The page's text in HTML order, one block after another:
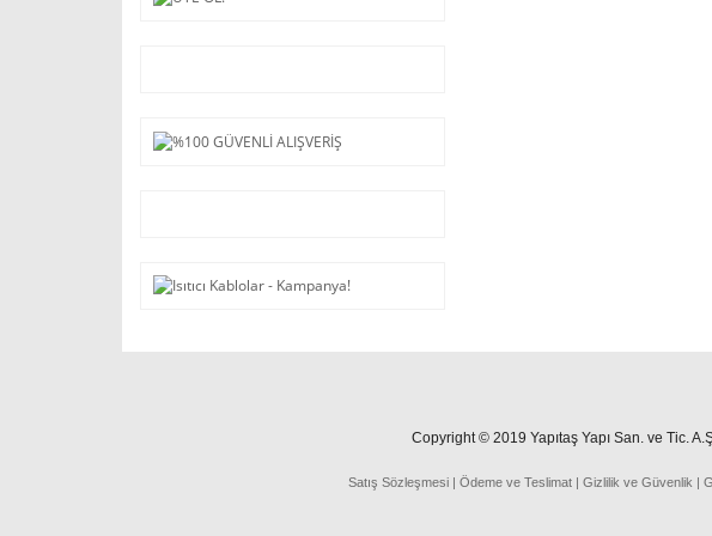
Copyright © 2019 Yapıtaş Yapı San. ve Tic.
Satış Sözleşmesi| Ödeme ve Teslimat| Gizlilik ve Güvenlik